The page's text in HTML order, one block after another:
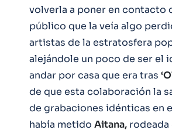
volverla a poner en contacto
público que la veía algo
artistas de la estratosfera
alejándole un poco de ser el
andar por casa que era tras
de que esta colaboración la
de grabaciones idénticas en
había metido Aitana, rodeada